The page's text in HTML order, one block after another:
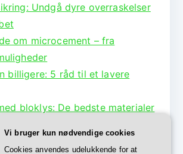
Undgå dyre overraskelser
om microcement – fra
billigere: 5 råd til et lavere
bloklys: De bedste materialer
Vi bruger kun nødvendige cookies
Cookies anvendes udelukkende for at